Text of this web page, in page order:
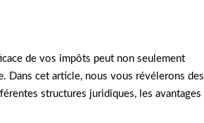
de vos impôts peut non seulement
Dans cet article, nous vous révélerons des
structures juridiques, les avantages